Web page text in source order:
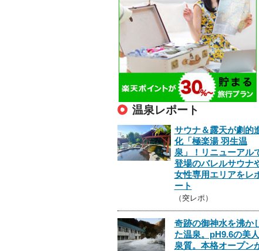
温泉レポート
サウナ＆露天が劇的
化「極楽湯 羽生温
泉」！リニューアル
登場のバレルサウナ
女性専用エリアをレ
ート
（突レポ）
奇跡の御神水を沸か
た温泉。pH9.6の美人
泉質。本格オープン